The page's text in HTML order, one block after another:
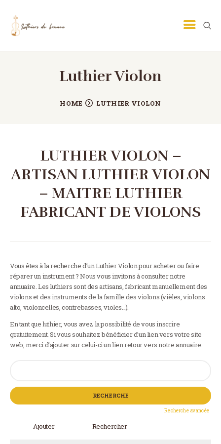
Luthier Violon
HOME LUTHIER VIOLON
LUTHIER GUITARE
LUTHIER VIOLON
PETITES ANNONCES
CONTACT
LUTHIER VIOLON –
ARTISAN LUTHIER VIOLON
– MAITRE LUTHIER
FABRICANT DE VIOLONS
Vous êtes à la recherche d’un Luthier Violon pour acheter ou faire
réparer un instrument ? Nous vous invitons à consulter notre
annuaire. Les luthiers sont des artisans, fabricant manuellement des
violons et des instruments de la famille des violons (vièles, violons
alto, violoncelles, contrebasses, violes…).
En tant que luthier, vous avez la possibilité de vous inscrire
gratuitement. Si vous souhaitez bénéficier d’un lien vers votre site
web, merci d’ajouter sur celui-ci un lien retour vers notre annuaire.
Recherche avancée
Ajouter Rechercher